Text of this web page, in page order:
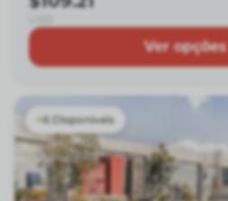
Ver opções
6 Disponíveis